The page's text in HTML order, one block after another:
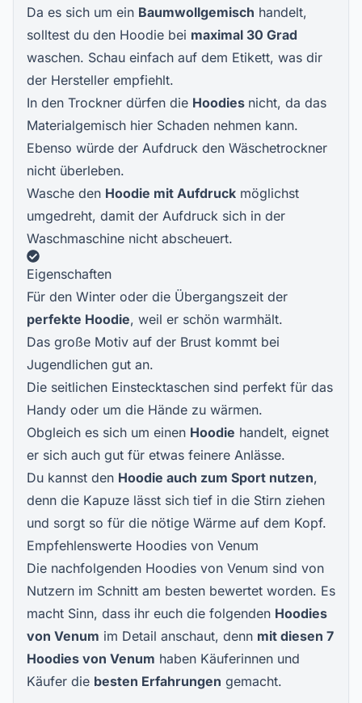
Da es sich um ein Baumwollgemisch handelt,
solltest du den Hoodie bei maximal 30 Grad
waschen. Schau einfach auf dem Etikett, was dir
der Hersteller empfiehlt.
In den Trockner dürfen die Hoodies nicht, da das
Materialgemisch hier Schaden nehmen kann.
Ebenso würde der Aufdruck den Wäschetrockner
nicht überleben.
Wasche den Hoodie mit Aufdruck möglichst
umgedreht, damit der Aufdruck sich in der
Waschmaschine nicht abscheuert.
Eigenschaften
Für den Winter oder die Übergangszeit der
perfekte Hoodie, weil er schön warmhält.
Das große Motiv auf der Brust kommt bei
Jugendlichen gut an.
Die seitlichen Einstecktaschen sind perfekt für das
Handy oder um die Hände zu wärmen.
Obgleich es sich um einen Hoodie handelt, eignet
er sich auch gut für etwas feinere Anlässe.
Du kannst den Hoodie auch zum Sport nutzen,
denn die Kapuze lässt sich tief in die Stirn ziehen
und sorgt so für die nötige Wärme auf dem Kopf.
Empfehlenswerte Hoodies von Venum
Die nachfolgenden Hoodies von Venum sind von
Nutzern im Schnitt am besten bewertet worden. Es
macht Sinn, dass ihr euch die folgenden Hoodies
von Venum im Detail anschaut, denn mit diesen 7
Hoodies von Venum haben Käuferinnen und
Käufer die besten Erfahrungen gemacht.